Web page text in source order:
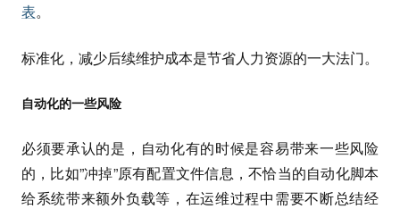
表。
标准化，减少后续维护成本是节省人力资源的一大法门。
自动化的一些风险
必须要承认的是，自动化有的时候是容易带来一些风险
的，比如”冲掉”原有配置文件信息，不恰当的自动化脚本
给系统带来额外负载等，在运维过程中需要不断总结经